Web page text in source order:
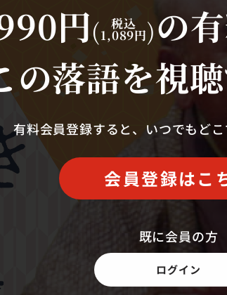
芸人からさがす
演目
上演時間からさがす
円( 税込
1,089円)の
の落語を視
有料会員登録すると、いつでもど
会員登録はこ
既に会員の方
ログイン